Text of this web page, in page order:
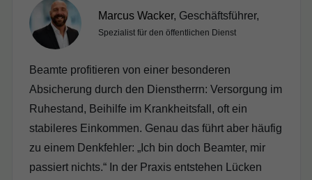
Marcus Wacker, Geschäftsführer,
Spezialist für den öffentlichen Dienst
Beamte profitieren von einer besonderen
Absicherung durch den Dienstherrn: Versorgung im
Ruhestand, Beihilfe im Krankheitsfall, oft ein
stabileres Einkommen. Genau das führt aber häufig
zu einem Denkfehler: „Ich bin doch Beamter, mir
passiert nichts.“ In der Praxis entstehen Lücken